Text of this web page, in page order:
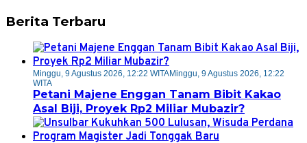
Berita Terbaru
Minggu, 9 Agustus 2026, 12:22 WITAMinggu, 9 Agustus 2026, 12:22
WITA
Petani Majene Enggan Tanam Bibit Kakao
Asal Biji, Proyek Rp2 Miliar Mubazir?